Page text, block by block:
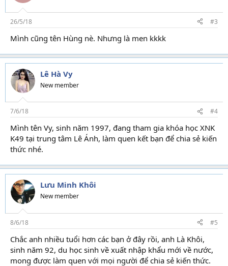
26/5/18 #3
Mình cũng tên Hùng nè. Nhưng là men kkkk
Lê Hà Vy
New member
7/6/18 #4
Mình tên Vy, sinh năm 1997, đang tham gia khóa học XNK
K49 tại trung tâm Lê Ánh, làm quen kết bạn để chia sẻ kiến
thức nhé.
Lưu Minh Khôi
New member
8/6/18 #5
Chắc anh nhiều tuổi hơn các bạn ở đây rồi, anh Là Khôi,
sinh năm 92, du học sinh về xuất nhập khẩu mới về nước,
mong được làm quen với mọi người để chia sẻ kiến thức.